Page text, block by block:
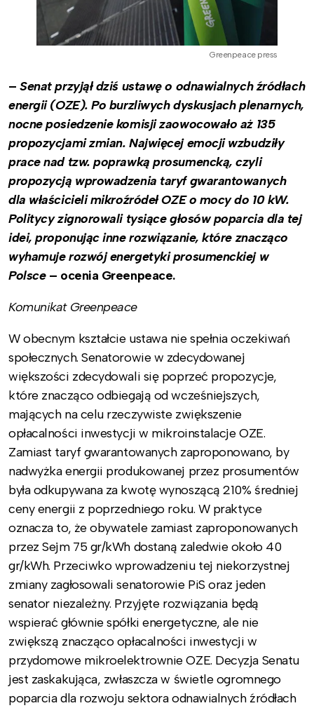
Greenpeace press
–Senat przyjął dziś ustawę o odnawialnych źródłach
energii (OZE). Po burzliwych dyskusjach plenarnych,
nocne posiedzenie komisji zaowocowało aż 135
propozycjami zmian. Najwięcej emocji wzbudziły
prace nad tzw. poprawką prosumencką, czyli
propozycją wprowadzenia taryf gwarantowanych
dla właścicieli mikroźródeł OZE o mocy do 10 kW.
Politycy zignorowali tysiące głosów poparcia dla tej
idei, proponując inne rozwiązanie, które znacząco
wyhamuje rozwój energetyki prosumenckiej w
Polsce– ocenia Greenpeace.
Komunikat Greenpeace
W obecnym kształcie ustawa nie spełnia oczekiwań
społecznych. Senatorowie w zdecydowanej
większości zdecydowali się poprzeć propozycje,
które znacząco odbiegają od wcześniejszych,
mających na celu rzeczywiste zwiększenie
opłacalności inwestycji w mikroinstalacje OZE.
Zamiast taryf gwarantowanych zaproponowano, by
nadwyżka energii produkowanej przez prosumentów
była odkupywana za kwotę wynoszącą 210% średniej
ceny energii z poprzedniego roku. W praktyce
oznacza to, że obywatele zamiast zaproponowanych
przez Sejm 75 gr/kWh dostaną zaledwie około 40
gr/kWh. Przeciwko wprowadzeniu tej niekorzystnej
zmiany zagłosowali senatorowie PiS oraz jeden
senator niezależny. Przyjęte rozwiązania będą
wspierać głównie spółki energetyczne, ale nie
zwiększą znacząco opłacalności inwestycji w
przydomowe mikroelektrownie OZE. Decyzja Senatu
jest zaskakująca, zwłaszcza w świetle ogromnego
poparcia dla rozwoju sektora odnawialnych źródłach